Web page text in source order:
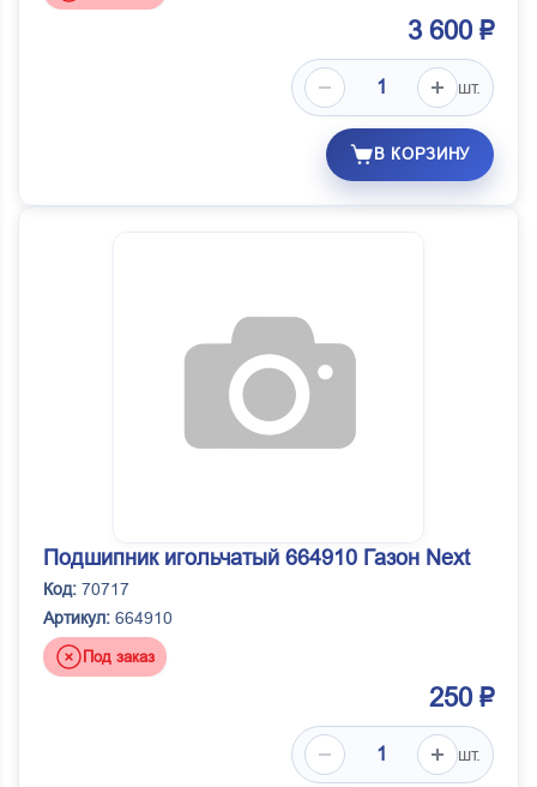
3 600 ₽
шт.
В КОРЗИНУ
Подшипник игольчатый 664910 Газон Next
Код: 70717
Артикул: 664910
Под заказ
250 ₽
шт.